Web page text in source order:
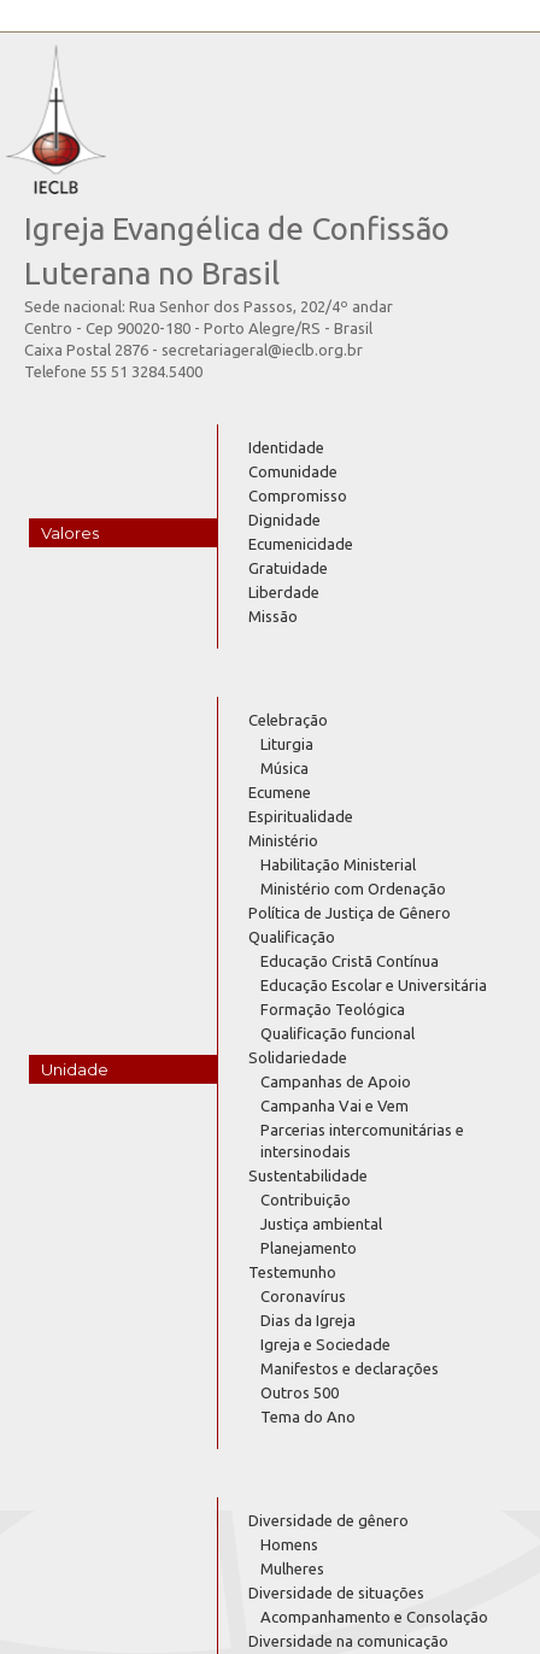
Igreja Evangélica de Confissão
Luterana no Brasil
Sede nacional: Rua Senhor dos Passos, 202/4º andar
Centro - Cep 90020-180 - Porto Alegre/RS - Brasil
Caixa Postal 2876 - secretariageral@ieclb.org.br
Telefone 55 51 3284.5400
Valores
Identidade
Comunidade
Compromisso
Dignidade
Ecumenicidade
Gratuidade
Liberdade
Missão
Unidade
Celebração
Liturgia
Música
Ecumene
Espiritualidade
Ministério
Habilitação Ministerial
Ministério com Ordenação
Política de Justiça de Gênero
Qualificação
Educação Cristã Contínua
Educação Escolar e Universitária
Formação Teológica
Qualificação funcional
Solidariedade
Campanhas de Apoio
Campanha Vai e Vem
Parcerias intercomunitárias e
intersinodais
Sustentabilidade
Contribuição
Justiça ambiental
Planejamento
Testemunho
Coronavírus
Dias da Igreja
Igreja e Sociedade
Manifestos e declarações
Outros 500
Tema do Ano
Diversidade de gênero
Homens
Mulheres
Diversidade de situações
Acompanhamento e Consolação
Diversidade na comunicação